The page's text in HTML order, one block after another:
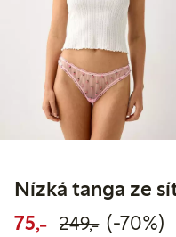
Nízká tanga ze
75,- Snížená
249,-Běžná
70%
(-70%)